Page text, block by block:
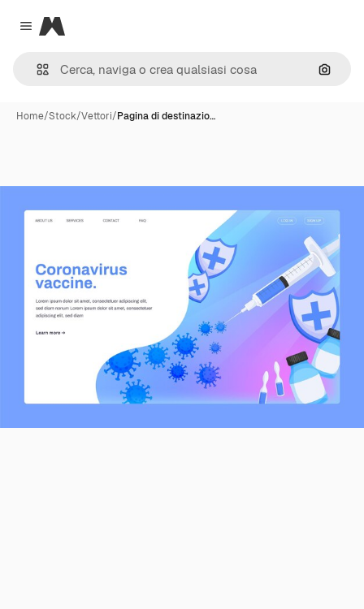
Close menu
Magnific
Cerca
Home/Stock/Vettori/Pagina di destinazio…